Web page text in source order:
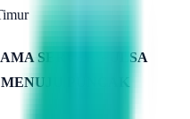
SERVER PULSA
PUNCAK